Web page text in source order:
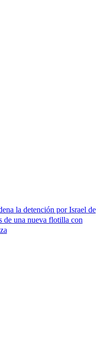
la detención por Israel de
de una nueva flotilla con